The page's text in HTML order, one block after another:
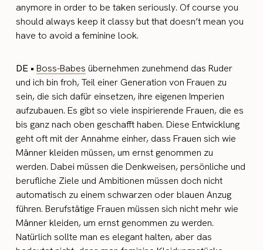
anymore in order to be taken seriously. Of course you
should always keep it classy but that doesn’t mean you
have to avoid a feminine look.
DE •Boss-Babes übernehmen zunehmend das Ruder
und ich bin froh, Teil einer Generation von Frauen zu
sein, die sich dafür einsetzen, ihre eigenen Imperien
aufzubauen. Es gibt so viele inspirierende Frauen, die es
bis ganz nach oben geschafft haben. Diese Entwicklung
geht oft mit der Annahme einher, dass Frauen sich wie
Männer kleiden müssen, um ernst genommen zu
werden. Dabei müssen die Denkweisen, persönliche und
berufliche Ziele und Ambitionen müssen doch nicht
automatisch zu einem schwarzen oder blauen Anzug
führen. Berufstätige Frauen müssen sich nicht mehr wie
Männer kleiden, um ernst genommen zu werden.
Natürlich sollte man es elegant halten, aber das